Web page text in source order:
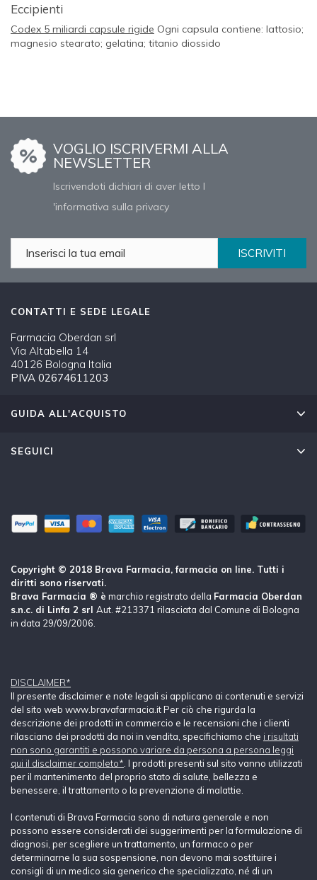
Eccipienti
Codex 5 miliardi capsule rigide Ogni capsula contiene: lattosio;
magnesio stearato; gelatina; titanio diossido
VOGLIO ISCRIVERMI ALLA
NEWSLETTER
Iscrivendoti dichiari di aver letto l
'informativa sulla privacy
ISCRIVITI
CONTATTI E SEDE LEGALE
Farmacia Oberdan srl
Via Altabella 14
40126 Bologna Italia
PIVA 02674611203
GUIDA ALL'ACQUISTO
SEGUICI
Copyright © 2018 Brava Farmacia, farmacia on line. Tutti i
diritti sono riservati.
Brava Farmacia ® è marchio registrato della Farmacia Oberdan
s.n.c. di Linfa 2 srl Aut. #213371 rilasciata dal Comune di Bologna
in data 29/09/2006.
DISCLAIMER*
Il presente disclaimer e note legali si applicano ai contenuti e servizi
del sito web www.bravafarmacia.it Per ciò che rigurda la
descrizione dei prodotti in commercio e le recensioni che i clienti
rilasciano dei prodotti da noi in vendita, specifichiamo che i risultati
non sono garantiti e possono variare da persona a persona leggi
qui il disclaimer completo* . I prodotti presenti sul sito vanno utilizzati
per il mantenimento del proprio stato di salute, bellezza e
benessere, il trattamento o la prevenzione di malattie.
I contenuti di Brava Farmacia sono di natura generale e non
possono essere considerati dei suggerimenti per la formulazione di
diagnosi, per scegliere un trattamento, un farmaco o per
determinarne la sua sospensione, non devono mai sostituire i
consigli di un medico sia generico che specializzato, né di un